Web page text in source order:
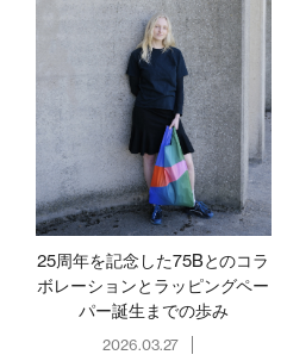
25周年を記念した75Bとのコラ
ボレーションとラッピングペー
パー誕生までの歩み
2026.03.27